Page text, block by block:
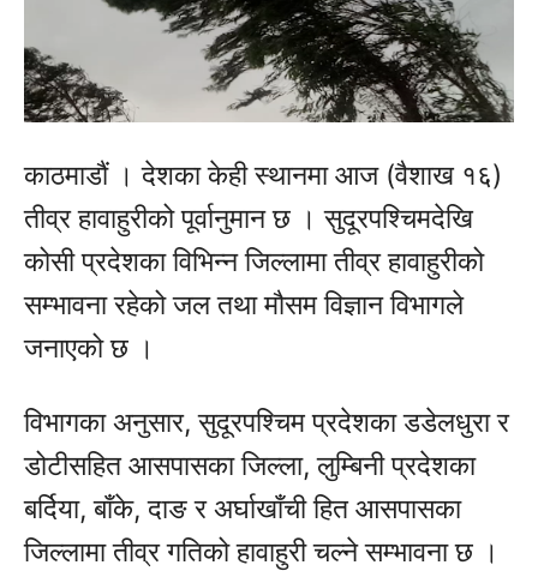
काठमाडौं । देशका केही स्थानमा आज (वैशाख १६)
तीव्र हावाहुरीको पूर्वानुमान छ । सुदूरपश्चिमदेखि
कोसी प्रदेशका विभिन्न जिल्लामा तीव्र हावाहुरीको
सम्भावना रहेको जल तथा मौसम विज्ञान विभागले
जनाएको छ ।
विभागका अनुसार, सुदूरपश्चिम प्रदेशका डडेलधुरा र
डोटीसहित आसपासका जिल्ला, लुम्बिनी प्रदेशका
बर्दिया, बाँके, दाङ र अर्घाखाँची हित आसपासका
जिल्लामा तीव्र गतिको हावाहुरी चल्ने सम्भावना छ ।